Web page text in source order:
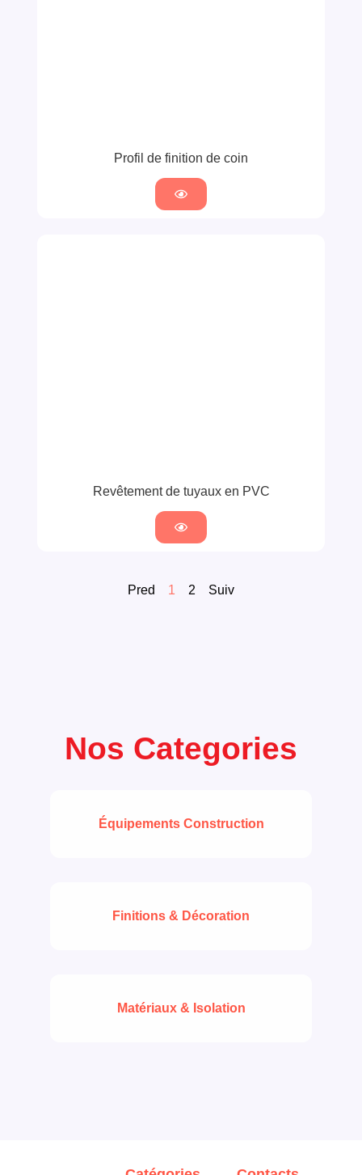
Profil de finition de coin
Revêtement de tuyaux en PVC
Pred 1 2 Suiv
Nos Categories
Équipements Construction
Finitions & Décoration
Matériaux & Isolation